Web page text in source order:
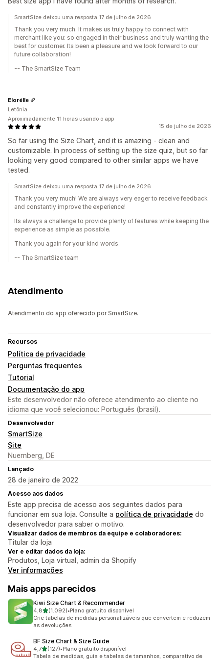
SmartSize deixou uma resposta 17 de julho de 2026
Thank you very much. It makes us truly happy to connect with
merchant like you: so engaged in their business and truly wanting the
best for customer. Its been a pleasure and we look forward to our
future collaboration!
-- The SmartSize Team
15 de julho de 2026
So far using the Size Chart, and it is amazing - clean and
customizable. In process of setting up the size quiz, but so far
looking very good compared to other similar apps we have
tested.
Elorélle
Letônia
Aproximadamente 11 horas usando o app
SmartSize deixou uma resposta 17 de julho de 2026
Thank you very much! We are always very eager to receive feedback
and constantly improve the experience!
Its always a challenge to provide plenty of features while keeping the
experience as simple as possible.
Thank you again for your kind words.
-- The SmartSize team
Atendimento
Atendimento do app oferecido por SmartSize.
Recursos
Política de privacidade
Perguntas frequentes
Tutorial
Documentação do app
Este desenvolvedor não oferece atendimento ao cliente no
idioma que você selecionou: Português (brasil).
Desenvolvedor
SmartSize
Site
Nuernberg, DE
Lançado
28 de janeiro de 2022
Acesso aos dados
Este app precisa de acesso aos seguintes dados para
funcionar em sua loja. Consulte a política de privacidade do
desenvolvedor para saber o motivo.
Visualizar dados de membros da equipe e colaboradores:
Titular da loja
Ver e editar dados da loja:
Produtos, Loja virtual, admin da Shopify
Ver informações
Mais apps parecidos
Kiwi Size Chart & Recommender
4,8de 5 estrelas
(1.092)
1092 avaliações ao todo
•Plano gratuito disponível
Crie tabelas de medidas personalizáveis que convertem e reduzem
as devoluções
BF Size Chart & Size Guide
4,7de 5 estrelas
(127)
127 avaliações ao todo
•Plano gratuito disponível
Tabela de medidas, guia e tabelas de tamanhos, comparativo de